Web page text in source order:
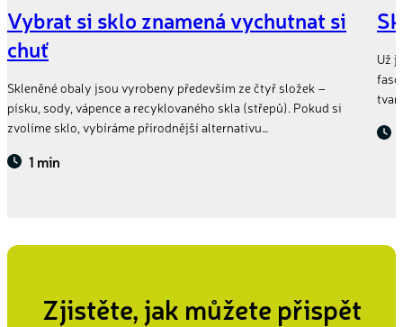
Vybrat si sklo znamená vychutnat si
chuť
Skleněné obaly jsou vyrobeny především ze čtyř složek –
písku, sody, vápence a recyklovaného skla (střepů). Pokud si
zvolíme sklo, vybíráme přírodnější alternativu…
1 min
Už
Zjistěte, jak můžete přispět